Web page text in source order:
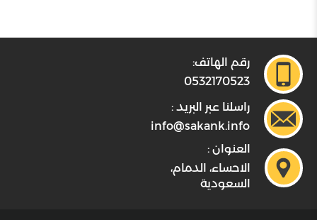
رقم الهاتف:
0532170523
راسلنا عبر البريد :
info@sakank.info
العنوان :
الاحساء، الدمام،
السعودية